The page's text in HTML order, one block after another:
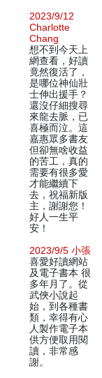
2023/9/12
Charlotte
Chang
想不到今天上
網查看，好讀
竟然復活了，
是哪位神仙壯
士伸出援手？
還沒仔細搜尋
來龍去脈，已
喜極而泣。這
嘉惠眾多書友
但卻無啥收益
的苦工，真的
需要有很多愛
才能繼續下
去，祝福新版
主，謝謝您！
好人一生平
安！
2023/9/5 小張
喜愛好讀網站
及電子書本 很
多年月了。從
武俠小說起
始，到各種書
類，幸得有心
人製作電子本
供方便取用閱
讀，非常感
謝。